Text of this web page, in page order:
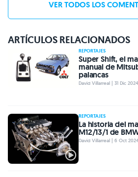
VER TODOS LOS
ARTÍCULOS RELACIONADOS
REPORTAJES
Super Shift, el
manual de
palancas
David Villarreal | 31 Dic 2024
REPORTAJES
La historia del
M12/13/1 de
David Villarreal | 6 Oct